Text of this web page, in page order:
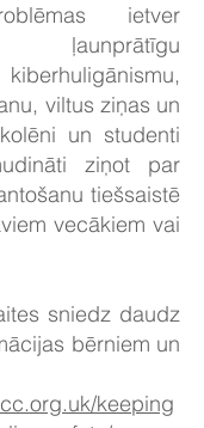
ietver
ļaunprātīgu
viltus ziņas un
un studenti
ziņot par
tiešsaistē
vecākiem vai
sniedz daudz
bērniem un
keeping